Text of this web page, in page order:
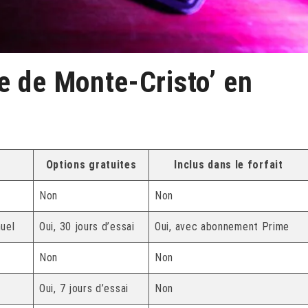
de Monte-Cristo’ en
Options gratuites Inclus dans le forfait
Non Non
Oui, 30 jours d’essai Oui, avec abonnement Prime
Non Non
Oui, 7 jours d’essai Non